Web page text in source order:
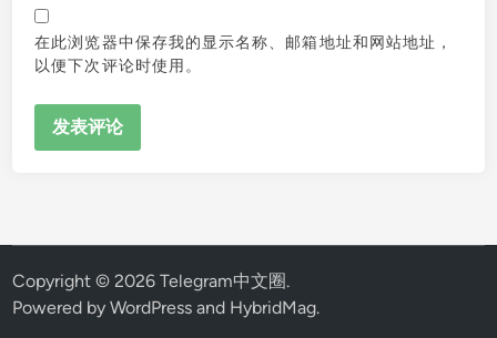
在此浏览器中保存我的显示名称、邮箱地址和网站地址，
以便下次评论时使用。
Copyright © 2026Telegram中文圈.
Powered byWordPress and HybridMag.